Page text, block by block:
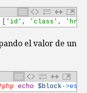
'id' , 'class' ,
el valor de un
echo $block ->